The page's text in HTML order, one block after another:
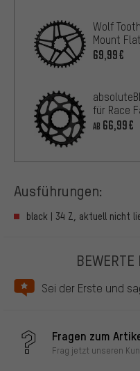
Wolf
Mount
69,99€
für Race
fach 3 mm
AB 66,99€
Ausführungen:
black | 34 Z, aktuell nicht
BEWERTE
Sei der Erste und
Fragen zum
Frag jetzt unseren